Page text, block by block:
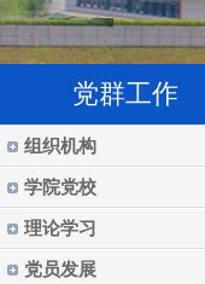
党群工作
组织机构
学院党校
理论学习
党员发展